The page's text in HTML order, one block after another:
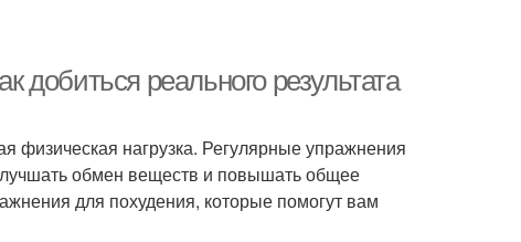
добиться реального результата
физическая нагрузка. Регулярные упражнения
обмен веществ и повышать общее
для похудения, которые помогут вам